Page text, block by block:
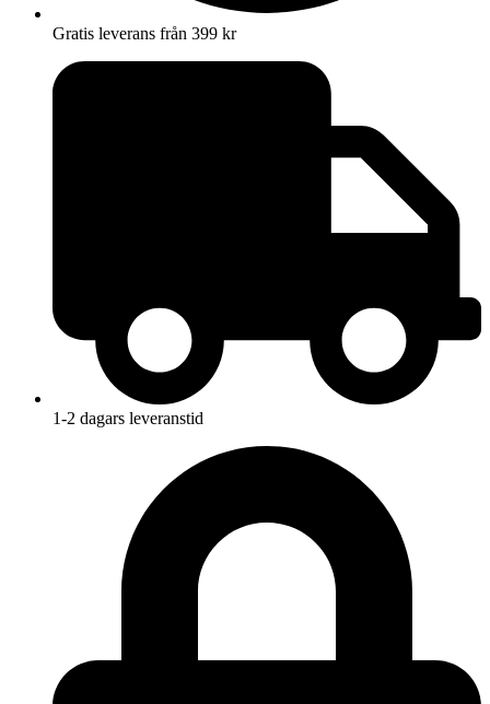
Gratis leverans från 399 kr
1-2 dagars leveranstid